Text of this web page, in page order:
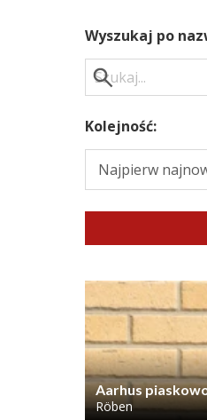
Wyszukaj po
Kolejność:
Aarhus
Röben